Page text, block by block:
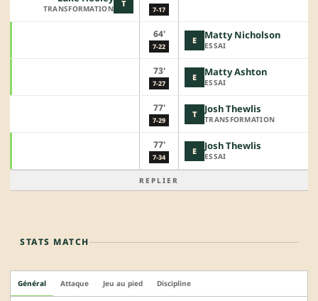
T
TRANSFORMATION 7-17
64'
7-22
E Matty Nicholson
ESSAI
73'
7-27
E Matty Ashton
ESSAI
77'
7-29
T Josh Thewlis
TRANSFORMATION
77'
7-34
E Josh Thewlis
ESSAI
REPLIER
STATS MATCH
Général Attaque Jeu au pied Discipline